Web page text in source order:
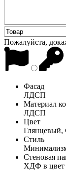
Пожалуйста,
Фасад
ЛДСП
Материал
ЛДСП
Цвет
Глянцевый,
Стиль
Стеновая
ХДФ в цвет